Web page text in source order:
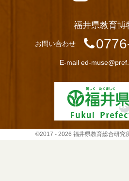
福井県教育博
お問い合わせ
E-mail ed-
©2017 - 2026 福井県教育総合研究